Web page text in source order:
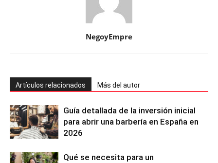
NegoyEmpre
Artículos relacionados Más del autor
Guía detallada de la inversión inicial
para abrir una barbería en España en
2026
Qué se necesita para un